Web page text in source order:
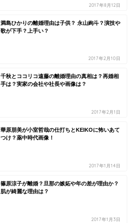
2017年8月12日
満島ひかりの離婚理由は子供？ 永山絢斗？演技や
歌が下手？上手い？
2017年2月10日
千秋とココリコ遠藤の離婚理由の真相は？再婚相
手は？実家の会社や社長や画像は？
2017年2月1日
華原朋美が小室哲哉の仕打ちとKEIKOに怖いあて
つけ？薬中時代画像！
2017年1月14日
篠原涼子が離婚？旦那の嫉妬や年の差が理由か？
肌が綺麗な理由は？
2017年1月3日